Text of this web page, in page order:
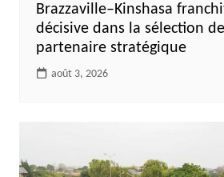
Brazzaville–Kinshasa
décisive dans la sélection
partenaire stratégique
août 3, 2026